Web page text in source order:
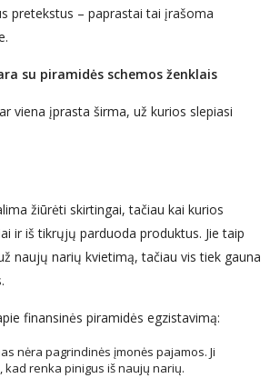
pretekstus – paprastai tai įrašoma
.
su piramidės schemos ženklais
viena įprasta širma, už kurios slepiasi
žiūrėti skirtingai, tačiau kai kurios
ir iš tikrųjų parduoda produktus. Jie taip
naujų narių kvietimą, tačiau vis tiek gauna
finansinės piramidės egzistavimą:
nėra pagrindinės įmonės pajamos. Ji
kad renka pinigus iš naujų narių.